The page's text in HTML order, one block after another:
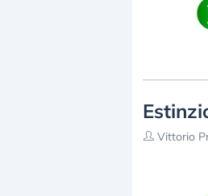
Vittorio